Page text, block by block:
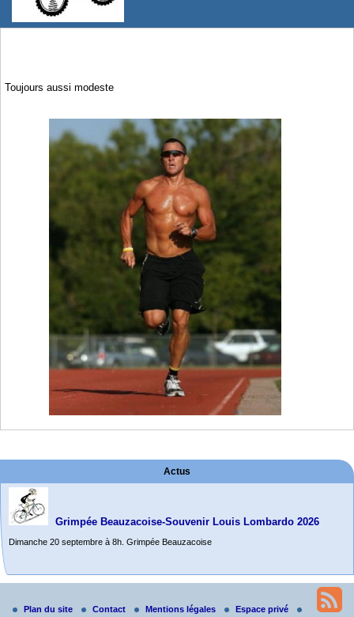
Toujours aussi modeste
Actus
Grimpée Beauzacoise-Souvenir Louis Lombardo 2026
Dimanche 20 septembre à 8h. Grimpée Beauzacoise
Randonnée itinérante dans l’Aveyron.
Du 19 au 21 juin
Plan du site Contact Mentions légales Espace privé